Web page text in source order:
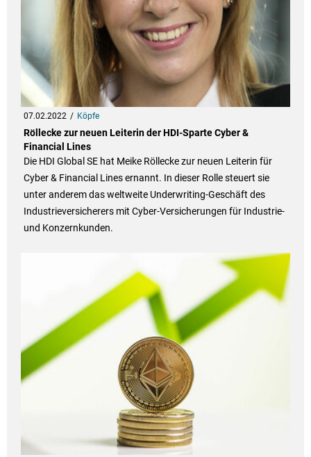
07.02.2022 Köpfe
Röllecke zur neuen Leiterin der HDI-Sparte Cyber &
Financial Lines
Die HDI Global SE hat Meike Röllecke zur neuen Leiterin für
Cyber & Financial Lines ernannt. In dieser Rolle steuert sie
unter anderem das weltweite Underwriting-Geschäft des
Industrieversicherers mit Cyber-Versicherungen für Industrie-
und Konzernkunden.